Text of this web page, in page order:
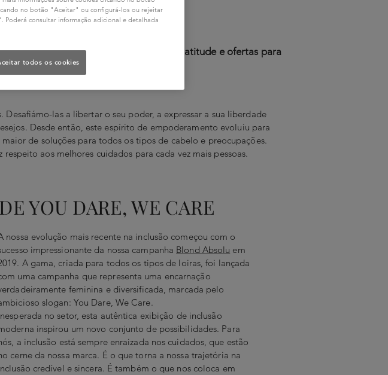
à Inclusão
a Kérastase continua a evoluir a sua atitude e ofertas para
las a libertar o seu poder, a expressar a sua liberdade
Desde então, este espírito de empoderamento evoluiu para
de soluções para todos os tipos de cabelo e preocupações.
aos melhores cuidados para cada vez mais pessoas.
YOU DARE, WE CARE
nossa evolução mais recente na inclusão começou com o
impressionante da nossa campanha Blond Absolu em
A gama, criada para todos os tipos de loiras, foi lançada
uma campanha que representa uma encarnação
feminina e diversificada, marcada pelo
slogan: You Dare, We Care.
no setor, esta autêntica exibição de inclusão
inspirou um novo conjunto de possibilidades. Para
a inclusão está sempre enraizada nos cuidados, que estão
cerne da nossa marca. É o que torna a nossa trajetória na
credível e sincera. É também o que nos coloca em
no botão "Aceitar" ou configurá-los ou rejeitar
consultar informação adicional e detalhada
todos os cookies